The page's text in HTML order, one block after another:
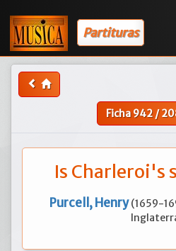
Partituras
Ficha942/
Is Charleroi's
Purcell, Henry (1659-